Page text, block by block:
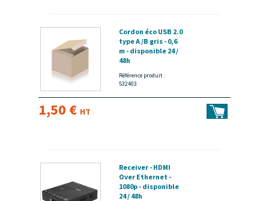
Cordon éco USB 2.0
type A /B gris - 0,6
m - disponible 24 /
48h
Référence produit :
532403
1,50 € HT
Receiver - HDMI
Over Ethernet -
1080p - disponible
24 / 48h